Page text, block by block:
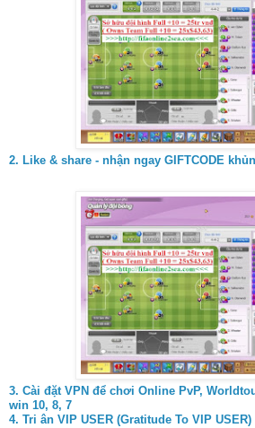
2. Like & share - nhận ngay GIFTCODE
3. Cài đặt VPN để chơi Online PvP,
win 10, 8, 7
4. Tri ân VIP USER (Gratitude To VIP USER)